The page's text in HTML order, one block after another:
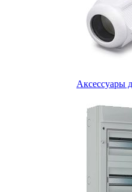
Аксессуары